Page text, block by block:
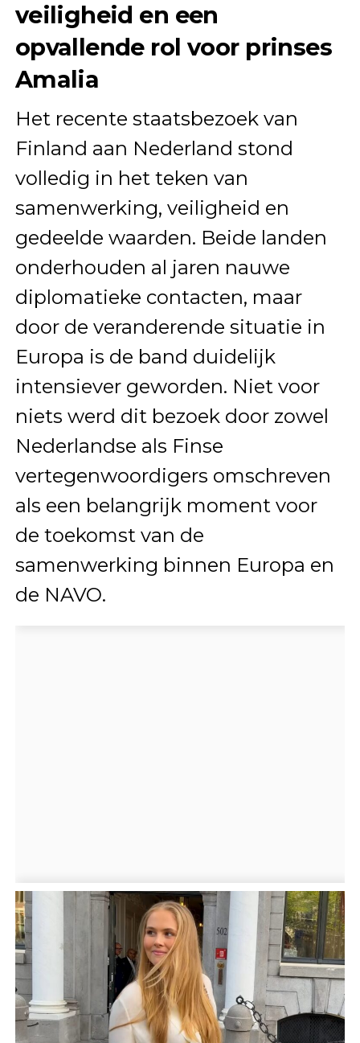
veiligheid en een
opvallende rol voor prinses
Amalia
Het recente staatsbezoek van
Finland aan Nederland stond
volledig in het teken van
samenwerking, veiligheid en
gedeelde waarden. Beide landen
onderhouden al jaren nauwe
diplomatieke contacten, maar
door de veranderende situatie in
Europa is de band duidelijk
intensiever geworden. Niet voor
niets werd dit bezoek door zowel
Nederlandse als Finse
vertegenwoordigers omschreven
als een belangrijk moment voor
de toekomst van de
samenwerking binnen Europa en
de NAVO.